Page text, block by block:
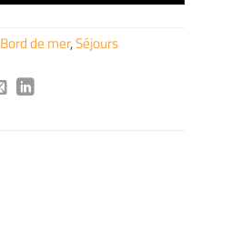
Bord de mer,Séjours